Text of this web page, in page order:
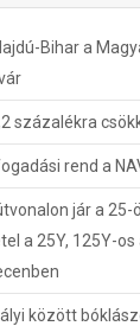
Bihar a
százalékra
rend a
jár a 25-
a 25Y, 125Y-
között